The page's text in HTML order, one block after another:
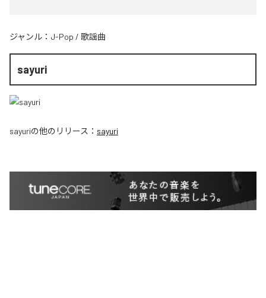
ジャンル： J-Pop / 歌謡曲
sayuri
sayuriの他のリリース： sayuri